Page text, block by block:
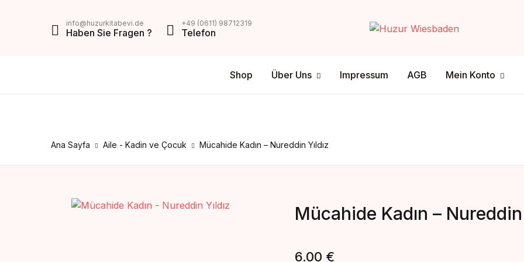
info@huzurkitabevi.de
Haben Sie Fragen ?
+49 (0611) 98712319
Telefon
Shop Über Uns Impressum AGB Mein Konto
Datenschutz
Versandmethode
Ana Sayfa Aile - Kadin ve Çocuk Mücahide Kadın – Nureddin Yıldız
Mücahide Kadın – Nureddin
6.00 €